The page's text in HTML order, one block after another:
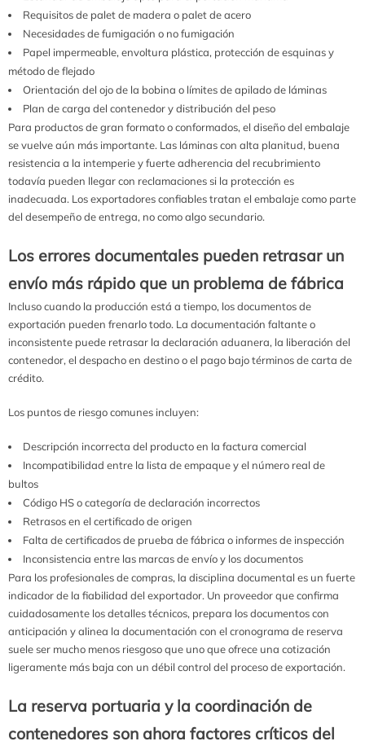
Requisitos de palet de madera o palet de acero
Necesidades de fumigación o no fumigación
Papel impermeable, envoltura plástica, protección de esquinas y
método de flejado
Orientación del ojo de la bobina o límites de apilado de láminas
Plan de carga del contenedor y distribución del peso
Para productos de gran formato o conformados, el diseño del embalaje
se vuelve aún más importante. Las láminas con alta planitud, buena
resistencia a la intemperie y fuerte adherencia del recubrimiento
todavía pueden llegar con reclamaciones si la protección es
inadecuada. Los exportadores confiables tratan el embalaje como parte
del desempeño de entrega, no como algo secundario.
Los errores documentales pueden retrasar un
envío más rápido que un problema de fábrica
Incluso cuando la producción está a tiempo, los documentos de
exportación pueden frenarlo todo. La documentación faltante o
inconsistente puede retrasar la declaración aduanera, la liberación del
contenedor, el despacho en destino o el pago bajo términos de carta de
crédito.
Los puntos de riesgo comunes incluyen:
Descripción incorrecta del producto en la factura comercial
Incompatibilidad entre la lista de empaque y el número real de
bultos
Código HS o categoría de declaración incorrectos
Retrasos en el certificado de origen
Falta de certificados de prueba de fábrica o informes de inspección
Inconsistencia entre las marcas de envío y los documentos
Para los profesionales de compras, la disciplina documental es un fuerte
indicador de la fiabilidad del exportador. Un proveedor que confirma
cuidadosamente los detalles técnicos, prepara los documentos con
anticipación y alinea la documentación con el cronograma de reserva
suele ser mucho menos riesgoso que uno que ofrece una cotización
ligeramente más baja con un débil control del proceso de exportación.
La reserva portuaria y la coordinación de
contenedores son ahora factores críticos del